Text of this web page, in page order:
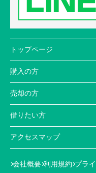
トップページ
購入の方
売却の方
借りたい方
アクセスマップ
会社概要 利用規約 プラ